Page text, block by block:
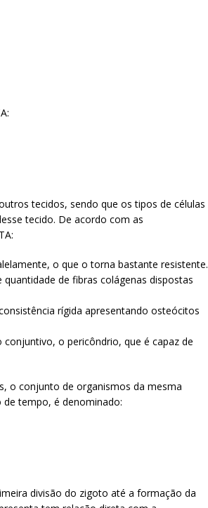
tecidos, sendo que os tipos de células
tecido. De acordo com as
o que o torna bastante resistente.
de fibras colágenas dispostas
rígida apresentando osteócitos
o pericôndrio, que é capaz de
o conjunto de organismos da mesma
tempo, é denominado:
divisão do zigoto até a formação da